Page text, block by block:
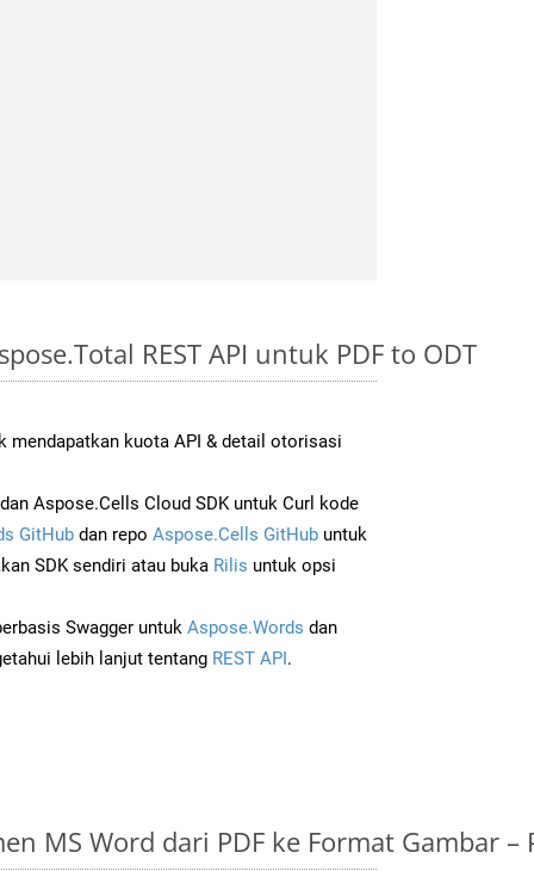
REST API untuk PDF to ODT
mendapatkan kuota API & detail otorisasi
Aspose.Cells Cloud SDK untuk Curl kode
GitHub dan repo Aspose.Cells GitHub untuk
SDK sendiri atau buka Rilis untuk opsi
Swagger untuk Aspose.Words dan
lebih lanjut tentang REST API.
MS Word dari PDF ke Format Gambar